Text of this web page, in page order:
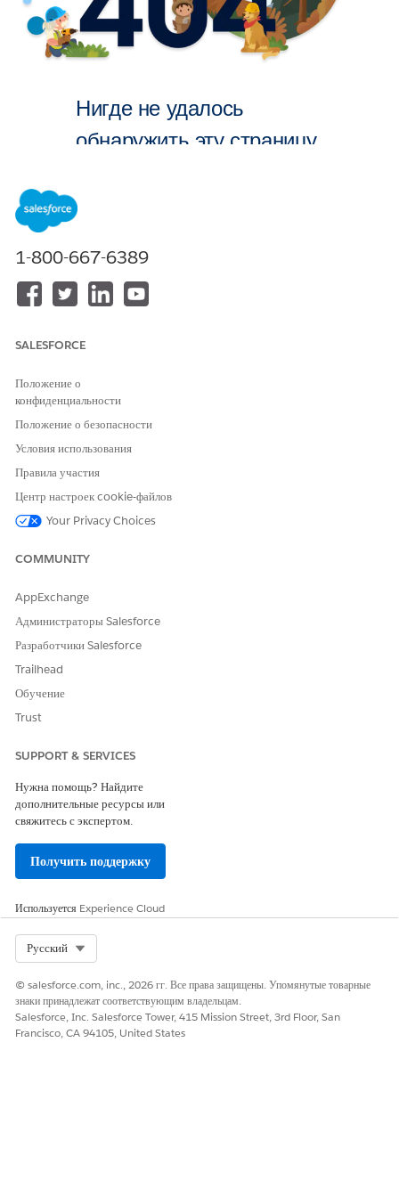
Нигде не удалось
обнаружить эту страницу.
1-800-667-6389
SALESFORCE
Положение о
конфиденциальности
Положение о безопасности
Условия использования
Правила участия
Центр настроек cookie-файлов
Your Privacy Choices
COMMUNITY
AppExchange
Администраторы Salesforce
Разработчики Salesforce
Trailhead
Обучение
Trust
SUPPORT & SERVICES
Нужна помощь? Найдите
дополнительные ресурсы или
свяжитесь с экспертом.
Получить поддержку
Используется Experience Cloud
Русский
© salesforce.com, inc., 2026 гг. Все права защищены. Упомянутые товарные
знаки принадлежат соответствующим владельцам.
Salesforce, Inc. Salesforce Tower, 415 Mission Street, 3rd Floor, San
Francisco, CA 94105, United States